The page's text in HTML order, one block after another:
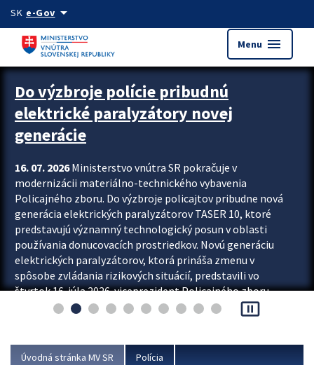
Preskocit na hlavný obsah
SK e-Govarrow_drop_down
Menu menu
Zastavit automatický posun upútavok
Do výzbroje polície pribudnú
elektrické paralyzátory novej
generácie
16. 07. 2026Ministerstvo vnútra SR pokračuje v
modernizácii materiálno-technického vybavenia
Policajného zboru. Do výzbroje policajtov pribudne nová
generácia elektrických paralyzátorov TASER 10, ktoré
predstavujú významný technologický posun v oblasti
používania donucovacích prostriedkov. Novú generáciu
elektrických paralyzátorov, ktorá prináša zmenu v
spôsobe zvládania rizikových situácií, predstavili vo
štvrtok 16. júla 2026 viceprezident Policajného zboru
Rastislav Polakovič a riaditeľ odboru výcviku...
pause_presentation
Úvodná stránka MV SR Polícia